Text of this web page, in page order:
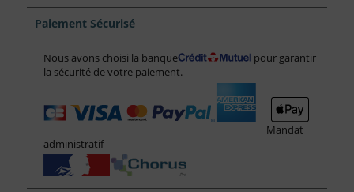
Paiement Sécurisé
Nous avons choisi la banque
pour garantir
la sécurité de votre paiement.
Mandat
administratif